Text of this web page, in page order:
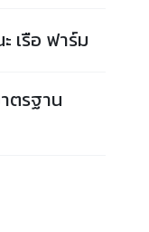
เรือ ฟาร์ม
ตรฐาน